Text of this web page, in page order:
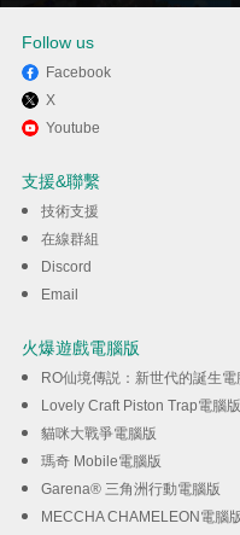
透過逍遙享受
Follow us
Facebook
X
Youtube
支援&聯繫
技術支援
在線群組
Discord
Email
火爆遊戲電腦版
RO仙境傳説：新世代的誕生電
Lovely Craft Piston Trap電腦版
貓咪大戰爭電腦版
瑪奇 Mobile電腦版
Garena® 三角洲行動電腦版
MECCHA CHAMELEON電腦